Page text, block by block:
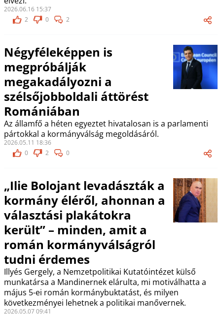
2026.06.16 15:37
2
0 2
Négyféleképpen is
megpróbálják
megakadályozni a
szélsőjobboldali áttörést
Romániában
Az államfő a héten egyeztet hivatalosan is a parlamenti
pártokkal a kormányválság megoldásáról.
2026.05.11 18:36
0
2 0
„Ilie Bolojant levadászták a
kormány éléről, ahonnan a
választási plakátokra
került” – minden, amit a
román kormányválságról
tudni érdemes
Illyés Gergely, a Nemzetpolitikai Kutatóintézet külső
munkatársa a Mandinernek elárulta, mi motiválhatta a
május 5-ei román kormánybuktatást, és milyen
következményei lehetnek a politikai manővernek.
2026.05.07 09:41